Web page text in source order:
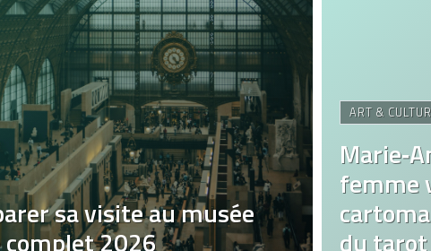
sa visite au musée
complet 2026
ART &
femme
du